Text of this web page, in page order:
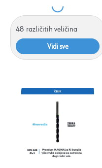
48 različitih veličina
Vidi sve